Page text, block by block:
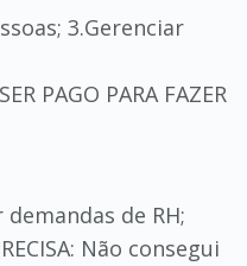
3.Gerenciar
PAGO PARA FAZER
de RH;
Não consegui